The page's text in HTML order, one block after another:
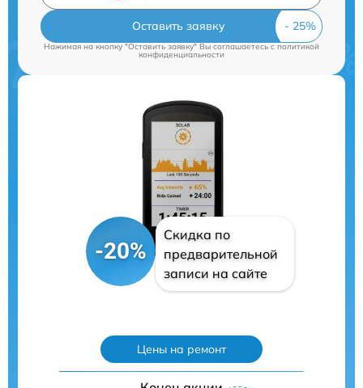
Оставить заявку
Нажимая на кнопку "Оставить заявку" Вы соглашаетесь cполитикой
конфиденциальности
-20%
Скидка по
предварительной
записи на сайте
Цены на ремонт